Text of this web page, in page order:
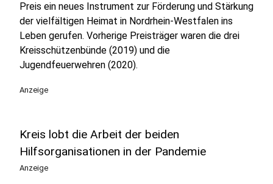
Preis ein neues Instrument zur Förderung und Stärkung
der vielfältigen Heimat in Nordrhein-Westfalen ins
Leben gerufen. Vorherige Preisträger waren die drei
Kreisschützenbünde (2019) und die
Jugendfeuerwehren (2020).
Anzeige
Kreis lobt die Arbeit der beiden
Hilfsorganisationen in der Pandemie
Anzeige